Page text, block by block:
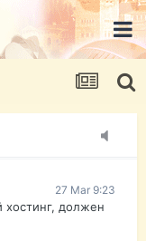
pasport-ua.com/
и форум
27 Mar 9:23
должен